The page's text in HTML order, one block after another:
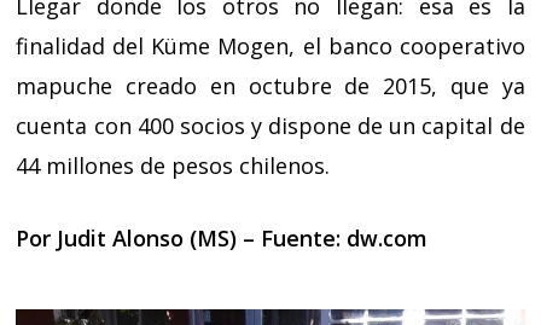
Llegar donde los otros no llegan: esa es la
finalidad del Küme Mogen, el banco cooperativo
mapuche creado en octubre de 2015, que ya
cuenta con 400 socios y dispone de un capital de
44 millones de pesos chilenos.
Por Judit Alonso (MS) – Fuente: dw.com